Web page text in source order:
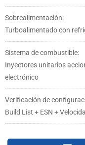
Sobrealimentación:
Turboalimentado con
Sistema de combustible:
Inyectores unitarios
electrónico
Verificación de
Build List + ESN +